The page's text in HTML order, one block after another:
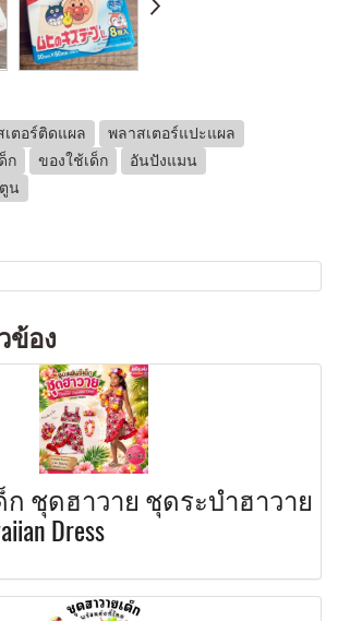
เตอร์ติดแผล
พลาสเตอร์แปะแผล
ก
ของใช้เด็ก
อันปังแมน
น
ข้อง
ชุดฮาวาย ชุดระบำฮาวาย
Dress